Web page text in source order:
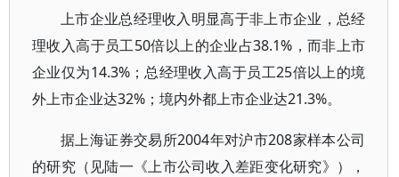
上市企业总经理收入明显高于非上市企业，总经
理收入高于员工50倍以上的企业占38.1%，而非上市
企业仅为14.3%；总经理收入高于员工25倍以上的境
外上市企业达32%；境内外都上市企业达21.3%。
据上海证券交易所2004年对沪市208家样本公司
的研究（见陆一《上市公司收入差距变化研究》），